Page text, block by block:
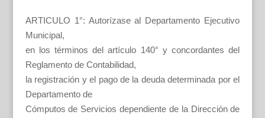
ARTICULO 1°: Autorízase al Departamento Ejecutivo
Municipal,
en los términos del artículo 140° y concordantes del
Reglamento de Contabilidad,
la registración y el pago de la deuda determinada por el
Departamento de
Cómputos de Servicios dependiente de la Dirección de